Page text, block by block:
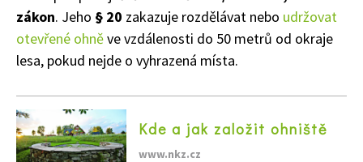
zákon. Jeho § 20 zakazuje rozdělávat nebo udržovat
otevřené ohněve vzdálenosti do 50 metrů od okraje
lesa, pokud nejde o vyhrazená místa.
Kde a jak založit ohniště
www.nkz.cz